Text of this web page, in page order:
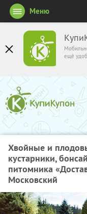
ещё
Меню
Хвойные и
кустарники,
питомника
Московский